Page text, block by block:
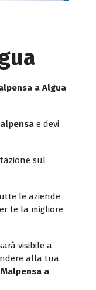
a Algua
e devi
sul
le aziende
te la migliore
visibile a
alla tua
a